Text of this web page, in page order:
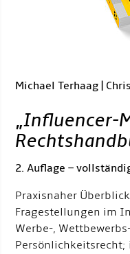
Michael Terhaag |
„Influencer-
2. Auflage –
Praxisnaher
Fragestellungen im
Werbe-,